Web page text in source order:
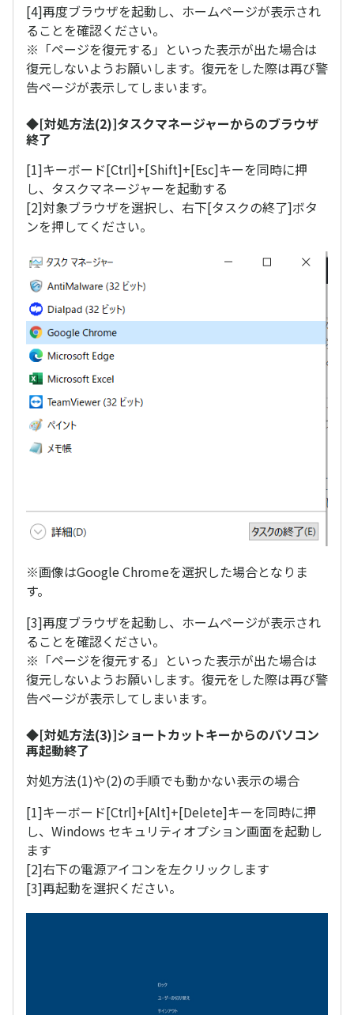
[4]再度ブラウザを起動し、ホームページが表示され
ることを確認ください。
※「ページを復元する」といった表示が出た場合は
復元しないようお願いします。復元をした際は再び警
告ページが表示してしまいます。
◆[対処方法(2)]タスクマネージャーからのブラウザ
終了
[1]キーボード[Ctrl]+[Shift]+[Esc]キーを同時に押
し、タスクマネージャーを起動する
[2]対象ブラウザを選択し、右下[タスクの終了]ボタ
ンを押してください。
※画像はGoogle Chromeを選択した場合となりま
す。
[3]再度ブラウザを起動し、ホームページが表示され
ることを確認ください。
※「ページを復元する」といった表示が出た場合は
復元しないようお願いします。復元をした際は再び警
告ページが表示してしまいます。
◆[対処方法(3)]ショートカットキーからのパソコン
再起動終了
対処方法(1)や(2)の手順でも動かない表示の場合
[1]キーボード[Ctrl]+[Alt]+[Delete]キーを同時に押
し、Windows セキュリティオプション画面を起動し
ます
[2]右下の電源アイコンを左クリックします
[3]再起動を選択ください。